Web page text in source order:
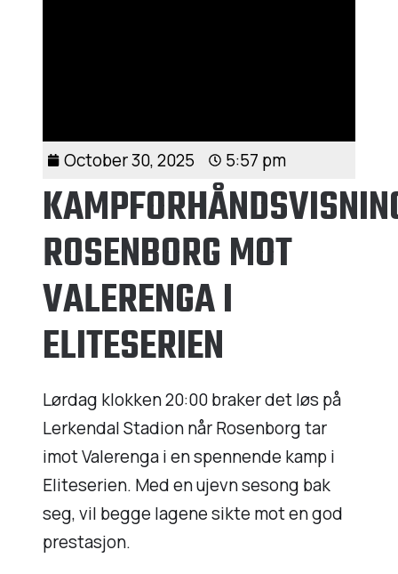
October 30, 2025 5:57 pm
ROSENBORG MOT
VALERENGA I
ELITESERIEN
Lørdag klokken 20:00 braker det løs på
Lerkendal Stadion når Rosenborg tar
imot Valerenga i en spennende kamp i
Eliteserien. Med en ujevn sesong bak
seg, vil begge lagene sikte mot en god
prestasjon.